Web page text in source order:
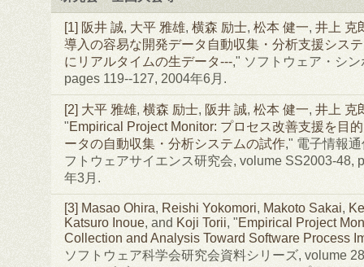
[1] 阪井 誠, 大平 雅雄, 横森 励士, 松本 健一, 井上 克
導入の容易な開発データ自動収集・分析支援シス
にリアルタイムの生データ---," ソフトウェア・シ
pages 119--127, 2004年6月.
[2] 大平 雅雄, 横森 励士, 阪井 誠, 松本 健一, 井上 克
"Empirical Project Monitor: プロセス改善支援を目
ータの自動収集・分析システムの試作," 電子情報
フトウェアサイエンス研究会, volume SS2003-48,
年3月.
[3] Masao Ohira, Reishi Yokomori, Makoto Sakai,
Katsuro Inoue, and Koji Torii, "Empirical Project
Collection and Analysis Toward Software Process
ソフトウェア科学会研究会資料シリーズ, volume